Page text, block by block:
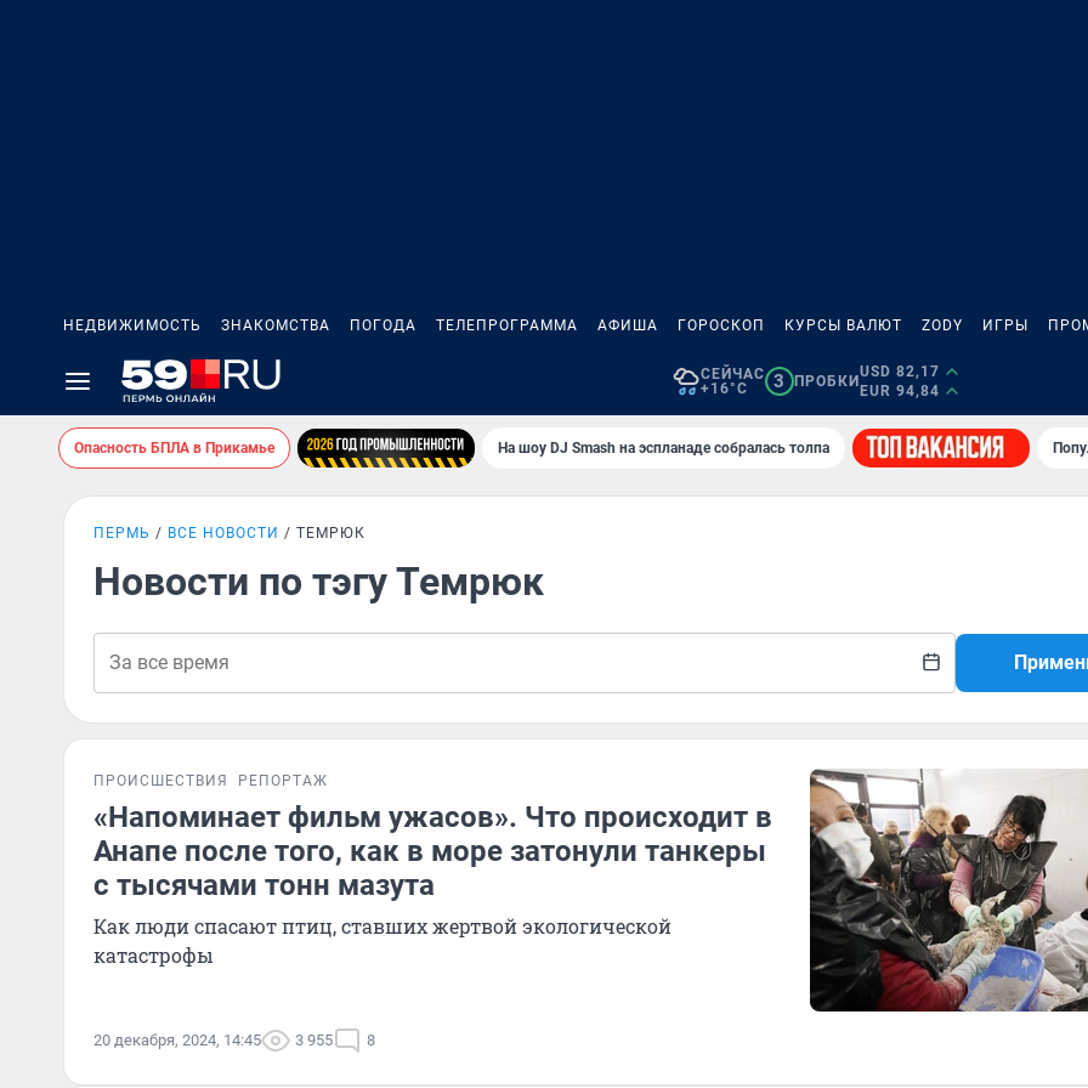
НЕДВИЖИМОСТЬ ЗНАКОМСТВА ПОГОДА ТЕЛЕПРОГРАММА АФИША ГОРОСКОП КУРСЫ ВАЛЮТ ZODY ИГРЫ
СЕЙЧАС
+16°C
3 ПРОБКИ
USD 82,17
EUR 94,84
Опасность БПЛА в Прикамье На шоу DJ Smash на эспланаде собралась толпа
ПЕРМЬ ВСЕ НОВОСТИ ТЕМРЮК
Новости по тэгу Темрюк
ПРОИСШЕСТВИЯ РЕПОРТАЖ
«Напоминает фильм ужасов». Что происходит в
Анапе после того, как в море затонули танкеры
с тысячами тонн мазута
Как люди спасают птиц, ставших жертвой экологической
катастрофы
20 декабря, 2024, 14:45 3 955 8